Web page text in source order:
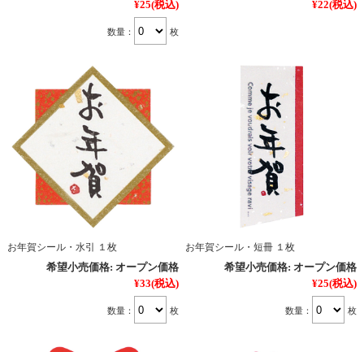
¥25(税込)
数量： 枚
¥22(税込)
お年賀シール・水引 １枚
希望小売価格: オープン価格
¥33(税込)
数量： 枚
お年賀シール・短冊 １枚
希望小売価格: オープン価格
¥25(税込)
数量： 枚